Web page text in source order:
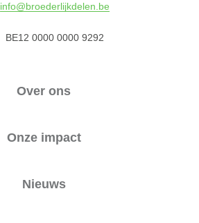
info@broederlijkdelen.be
BE12 0000 0000 9292
Over ons
Onze impact
Nieuws